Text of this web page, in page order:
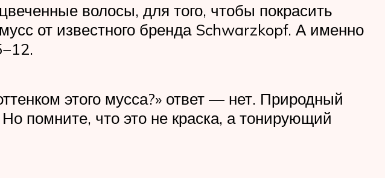
волосы, для того, чтобы покрасить
от известного бренда Schwarzkopf. А именно
этого мусса?» ответ — нет. Природный
Но помните, что это не краска, а тонирующий